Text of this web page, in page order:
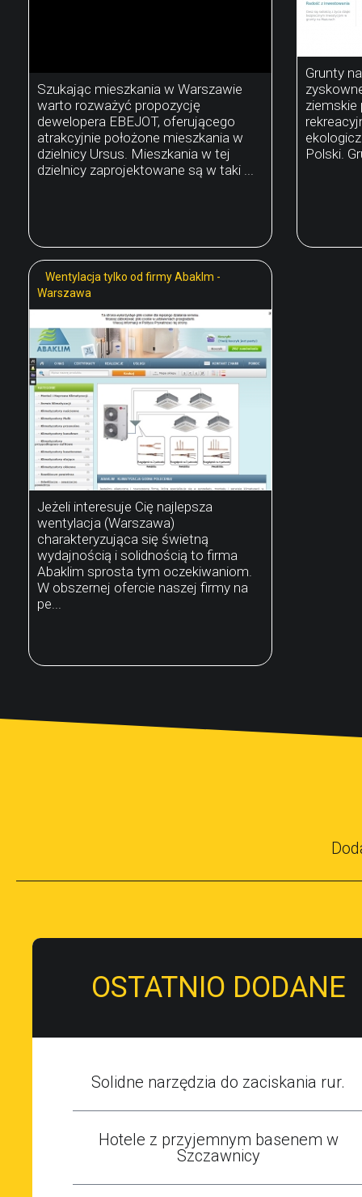
Szukając mieszkania w Warszawie
warto rozważyć propozycję
dewelopera EBEJOT, oferującego
atrakcyjnie położone mieszkania w
dzielnicy Ursus. Mieszkania w tej
dzielnicy zaprojektowane są w taki ...
Grunty
ziemskie
Polski.
Wentylacja tylko od firmy Abaklm -
Warszawa
Jeżeli interesuje Cię najlepsza
wentylacja (Warszawa)
charakteryzująca się świetną
wydajnością i solidnością to firma
Abaklim sprosta tym oczekiwaniom.
W obszernej ofercie naszej firmy na
pe...
OSTATNIO DODANE
Solidne narzędzia do zaciskania rur.
Hotele z przyjemnym basenem w
Szczawnicy